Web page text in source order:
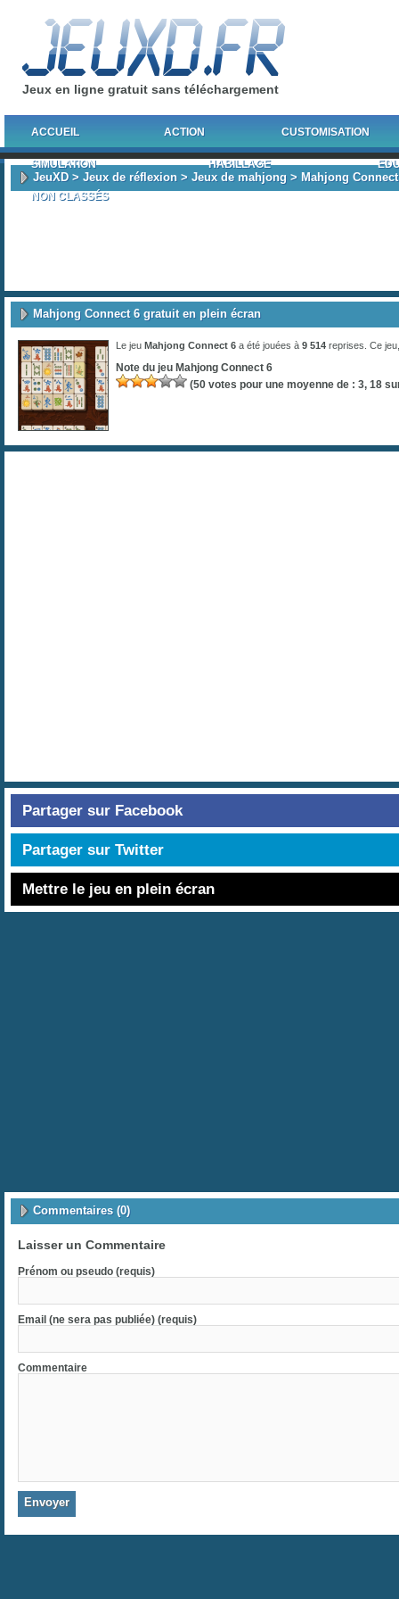
Jeux en ligne gratuit sans téléchargement
ACCUEIL ACTION CUSTOMISATION
SIMULATION HABILLAGE
NON CLASSÉS
JeuXD> Jeux de réflexion > Jeux de mahjong > Mahjong
Mahjong Connect 6 gratuit en plein écran
Le jeu Mahjong Connect 6 a été jouées à 9 514 reprises. Ce
Note du jeu Mahjong Connect 6
(50 votes pour une moyenne de : 3, 18
Partager sur Facebook
Partager sur Twitter
Mettre le jeu en plein écran
Commentaires (0)
Laisser un Commentaire
Prénom ou pseudo (requis)
Email (ne sera pas publiée) (requis)
Commentaire